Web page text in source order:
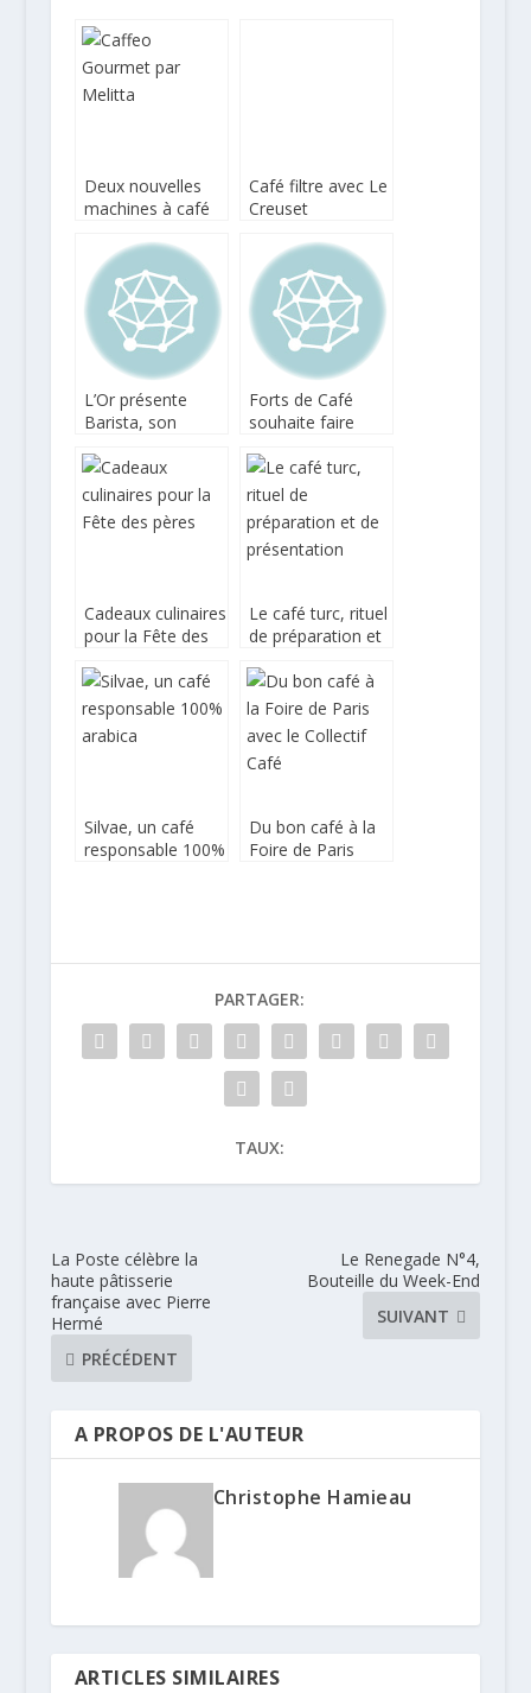
Deux nouvelles
machines à café
Café filtre avec Le
Creuset
L’Or présente
Barista, son
de machine à café
Forts de Café
souhaite faire
de spécialité
Cadeaux culinaires
pour la Fête des
Le café turc, rituel
de préparation et
Silvae, un café
responsable 100%
Du bon café à la
Foire de Paris
PARTAGER:
TAUX:
La Poste célèbre la
haute pâtisserie
française avec Pierre
Hermé
PRÉCÉDENT
Le Renegade N°4,
Bouteille du Week-End
SUIVANT
A PROPOS DE L'AUTEUR
Christophe Hamieau
ARTICLES SIMILAIRES